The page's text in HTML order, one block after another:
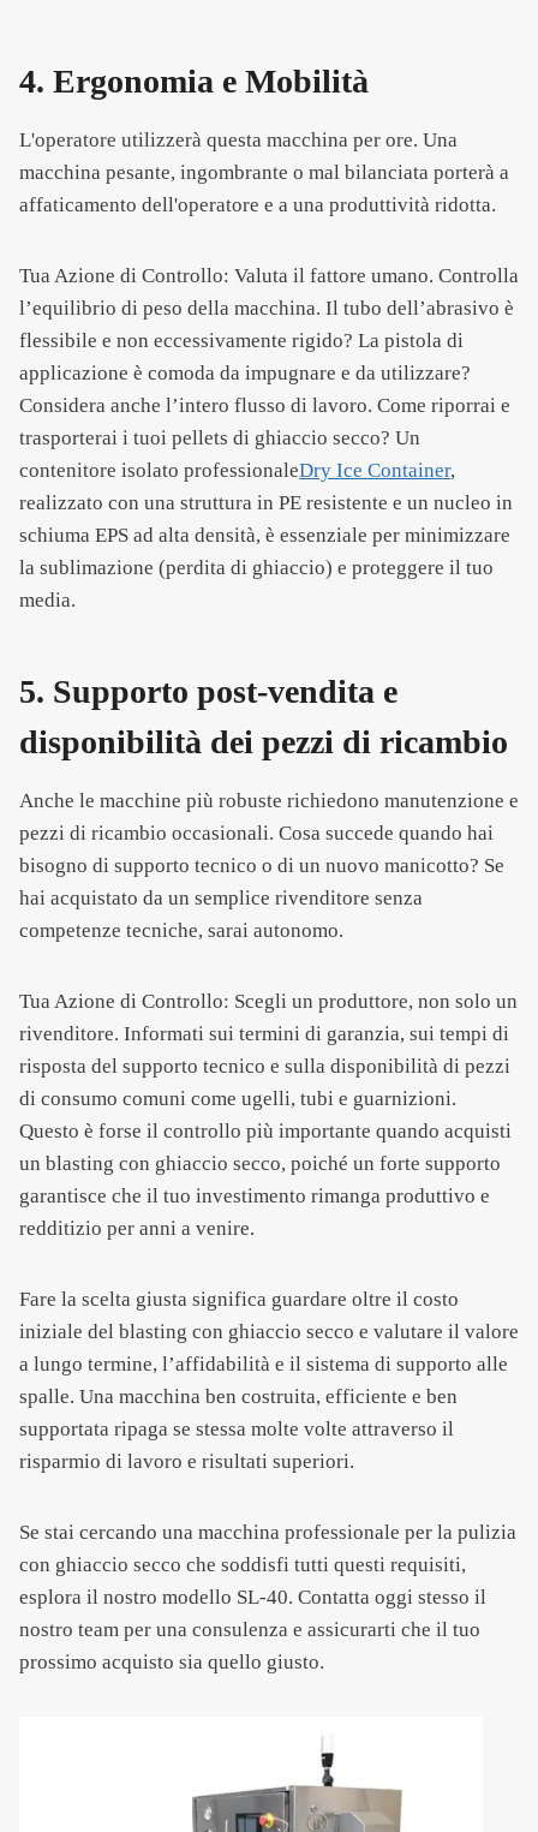
4. Ergonomia e Mobilità
L'operatore utilizzerà questa macchina per ore. Una
macchina pesante, ingombrante o mal bilanciata porterà a
affaticamento dell'operatore e a una produttività ridotta.
Tua Azione di Controllo: Valuta il fattore umano. Controlla
l’equilibrio di peso della macchina. Il tubo dell’abrasivo è
flessibile e non eccessivamente rigido? La pistola di
applicazione è comoda da impugnare e da utilizzare?
Considera anche l’intero flusso di lavoro. Come riporrai e
trasporterai i tuoi pellets di ghiaccio secco? Un
contenitore isolato professionaleDry Ice Container,
realizzato con una struttura in PE resistente e un nucleo in
schiuma EPS ad alta densità, è essenziale per minimizzare
la sublimazione (perdita di ghiaccio) e proteggere il tuo
media.
5. Supporto post-vendita e
disponibilità dei pezzi di ricambio
Anche le macchine più robuste richiedono manutenzione e
pezzi di ricambio occasionali. Cosa succede quando hai
bisogno di supporto tecnico o di un nuovo manicotto? Se
hai acquistato da un semplice rivenditore senza
competenze tecniche, sarai autonomo.
Tua Azione di Controllo: Scegli un produttore, non solo un
rivenditore. Informati sui termini di garanzia, sui tempi di
risposta del supporto tecnico e sulla disponibilità di pezzi
di consumo comuni come ugelli, tubi e guarnizioni.
Questo è forse il controllo più importante quando acquisti
un blasting con ghiaccio secco, poiché un forte supporto
garantisce che il tuo investimento rimanga produttivo e
redditizio per anni a venire.
Fare la scelta giusta significa guardare oltre il costo
iniziale del blasting con ghiaccio secco e valutare il valore
a lungo termine, l’affidabilità e il sistema di supporto alle
spalle. Una macchina ben costruita, efficiente e ben
supportata ripaga se stessa molte volte attraverso il
risparmio di lavoro e risultati superiori.
Se stai cercando una macchina professionale per la pulizia
con ghiaccio secco che soddisfi tutti questi requisiti,
esplora il nostro modello SL-40. Contatta oggi stesso il
nostro team per una consulenza e assicurarti che il tuo
prossimo acquisto sia quello giusto.